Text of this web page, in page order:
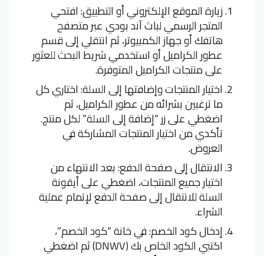
زيارة الموقع الإلكتروني أو التطبيق: افتحي
المتجر الرسمي لباث آند بودي عبر متصفح
هاتفك أو جهاز الكمبيوتر، ثم انتقلي إلى قسم
عطور الكراميل أو استخدمي شريط البحث للعثور
على منتجات الكراميل المتوفرة.
اختيار المنتجات وإضافتها إلى السلة: اختاري كل
ما ترغبين بشرائه من عطور الكراميل، ثم
اضغطي على زر “إضافة إلى السلة” لكل منتج.
تأكدي من اختيار المنتجات المشاركة في
العروض.
الانتقال إلى صفحة الدفع: بعد الانتهاء من
اختيار جميع المنتجات، اضغطي على أيقونة
السلة للانتقال إلى صفحة الدفع لإتمام عملية
الشراء.
إدخال كود الخصم: في خانة “كود الخصم”،
اكتبي الكود الخاص بك (DNWV) ثم اضغطي